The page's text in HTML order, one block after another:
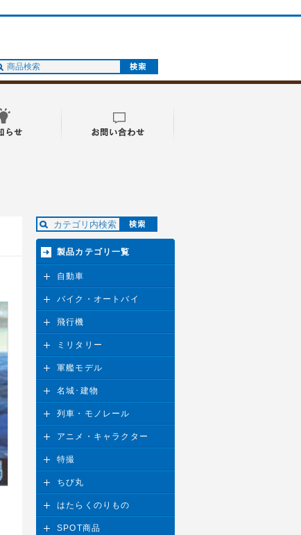
製品カテゴリ一覧
自動車
バイク・オートバイ
飛行機
ミリタリー
軍艦モデル
名城･建物
列車・モノレール
アニメ・キャラクター
特撮
ちび丸
はたらくのりもの
SPOT商品